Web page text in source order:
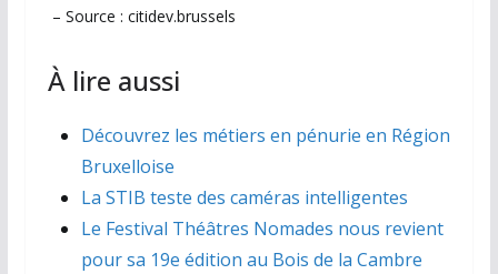
– Source : citidev.brussels
À lire aussi
Découvrez les métiers en pénurie en Région
Bruxelloise
La STIB teste des caméras intelligentes
Le Festival Théâtres Nomades nous revient
pour sa 19e édition au Bois de la Cambre